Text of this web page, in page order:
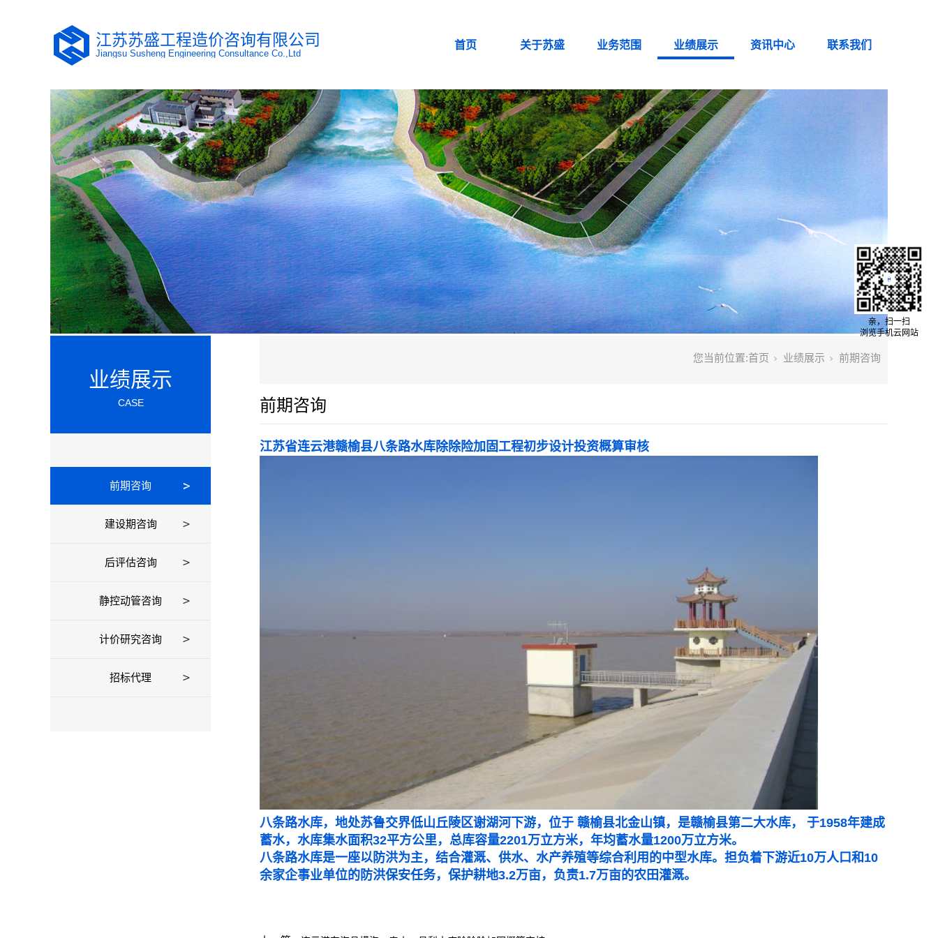
江苏苏盛工程造价咨询有限公司
Jiangsu Susheng Engineering Consultance Co.,Ltd
首页 关于苏盛 业务范围 业绩展示 资讯中心 联系我们
业绩展示
CASE
前期咨询
建设期咨询
后评估咨询
静控动管咨询
计价研究咨询
招标代理
您当前位置:首页 业绩展示 前期咨询
前期咨询
江苏省连云港赣榆县八条路水库除除险加固工程初步设计投资概算审核
八条路水库，地处苏鲁交界低山丘陵区谢湖河下游，位于 赣榆县北金山镇，是赣榆县第二大水库， 于1958年建成
蓄水，水库集水面积32平方公里，总库容量2201万立方米，年均蓄水量1200万立方米。
八条路水库是一座以防洪为主，结合灌溉、供水、水产养殖等综合利用的中型水库。担负着下游近10万人口和10
余家企事业单位的防洪保安任务，保护耕地3.2万亩，负责1.7万亩的农田灌溉。
亲，扫一扫
浏览手机云网站